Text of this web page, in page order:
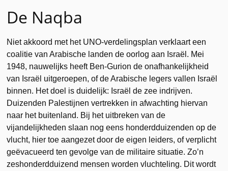
De Naqba
Niet akkoord met het UNO-verdelingsplan verklaart een
coalitie van Arabische landen de oorlog aan Israël. Mei
1948, nauwelijks heeft Ben-Gurion de onafhankelijkheid
van Israël uitgeroepen, of de Arabische legers vallen Israël
binnen. Het doel is duidelijk: Israël de zee indrijven.
Duizenden Palestijnen vertrekken in afwachting hiervan
naar het buitenland. Bij het uitbreken van de
vijandelijkheden slaan nog eens honderdduizenden op de
vlucht, hier toe aangezet door de eigen leiders, of verplicht
geëvacueerd ten gevolge van de militaire situatie. Zo’n
zeshonderdduizend mensen worden vluchteling. Dit wordt